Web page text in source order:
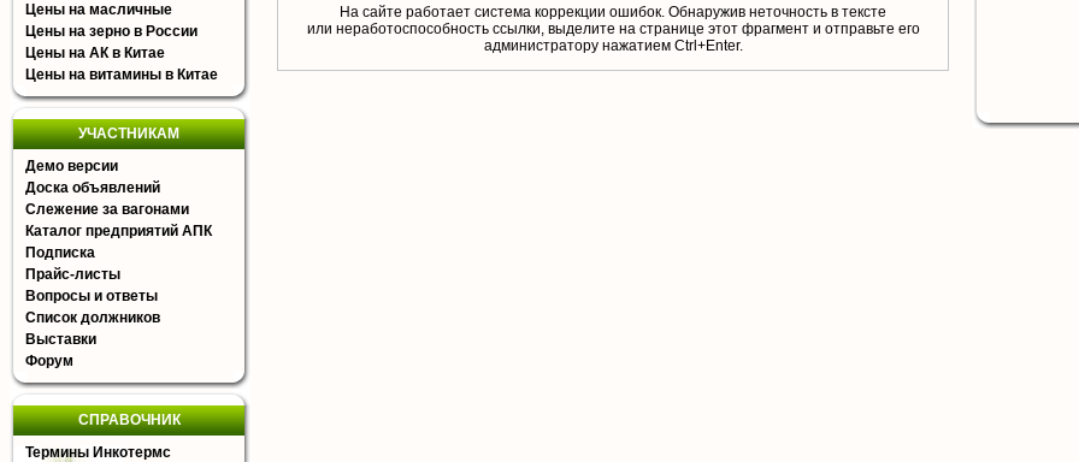
Цены на масличные
Цены на зерно в России
Цены на АК в Китае
Цены на витамины в Китае
УЧАСТНИКАМ
Демо версии
Доска объявлений
Слежение за вагонами
Каталог предприятий АПК
Подписка
Прайс-листы
Вопросы и ответы
Список должников
Выставки
Форум
СПРАВОЧНИК
Термины Инкотермс
На сайте работает система коррекции ошибок. Обнаружив неточность в тексте
или неработоспособность ссылки, выделите на странице этот фрагмент и отправьте его
aдминистратору нажатием Ctrl+Enter.